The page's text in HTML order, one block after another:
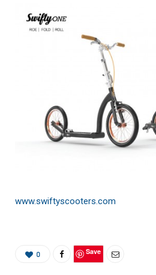
www.swiftyscooters.com
0 Save